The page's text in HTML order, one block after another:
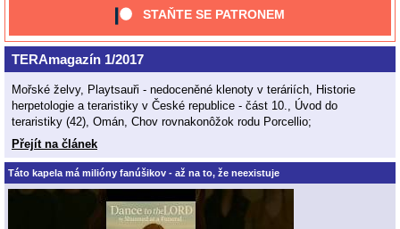
STAŇTE SE PATRONEM
TERAmagazín 1/2017
Mořské želvy, Playtsauři - nedoceněné klenoty v teráriích, Historie
herpetologie a teraristiky v České republice - část 10., Úvod do
teraristiky (42), Omán, Chov rovnakonôžok rodu Porcellio;
Přejít na článek
Táto kapela má milióny fanúšikov - až na to, že neexistuje